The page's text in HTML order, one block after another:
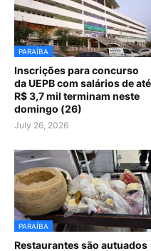
PARAÍBA
Inscrições para concurso
da UEPB com salários de até
R$ 3,7 mil terminam neste
domingo (26)
July 26, 2026
PARAÍBA
Restaurantes são autuados